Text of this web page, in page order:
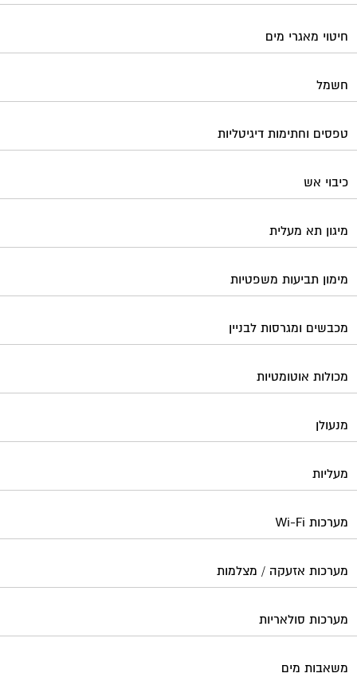
חיטוי מאגרי מים
חשמל
טפסים וחתימות דיגיטליות
כיבוי אש
מיגון תא מעלית
מימון תביעות משפטיות
מכבשים ומגרסות לבניין
מכולות אוטומטיות
מנעולן
מעליות
מערכות Wi-Fi
מערכות אזעקה / מצלמות
מערכות סולאריות
משאבות מים